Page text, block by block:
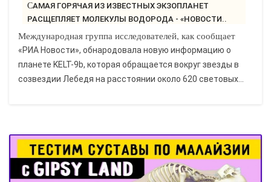
САМАЯ ГОРЯЧАЯ ИЗ ИЗВЕСТНЫХ ЭКЗОПЛАНЕТ
РАСЩЕПЛЯЕТ МОЛЕКУЛЫ ВОДОРОДА - «НОВОСТИ..
Международная группа исследователей, как сообщает
«РИА Новости», обнародовала новую информацию о
планете KELT-9b, которая обращается вокруг звезды в
созвездии Лебедя на расстоянии около 620 световых...